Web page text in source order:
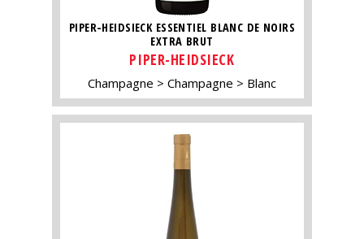
PIPER-HEIDSIECK ESSENTIEL BLANC DE NOIRS
EXTRA BRUT
PIPER-HEIDSIECK
Champagne Champagne Blanc